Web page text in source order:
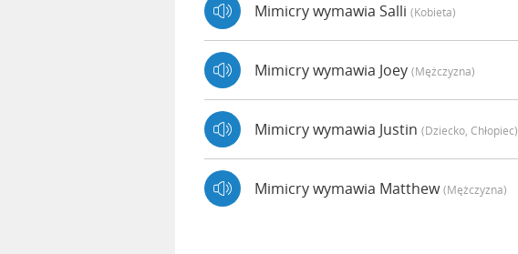
Mimicry wymawia Salli (kobieta)
Mimicry wymawia Joey (mężczyzna)
Mimicry wymawia Justin (dziecko, Chłopiec)
Mimicry wymawia Matthew(mężczyzna)